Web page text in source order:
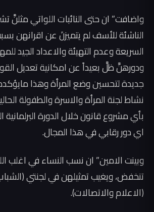
واضافت” ان حتى النائبات اللواتي مثلنَّ
الناشئة للأسف لم يتميزنَ عن اقرانهن
السريعة وعدم التهيئة والاعداد الجيد
ودورهنَّ ظلَّ بعيداً عن امكانية تعديل
جديدة لتحسين وضع المرأة وهذا
نشاط لجنة المرأة والاسرة والطفولة
بأي مشروع قانون خلال الدورة البرلمانية
اي دور رقابي في هذا المجال.
وبينت الامين” ان نسب النساء في اغلب
تنخفض، ويغيب تمثيلهن في لجنتي
(الاعلام والاتصالات).